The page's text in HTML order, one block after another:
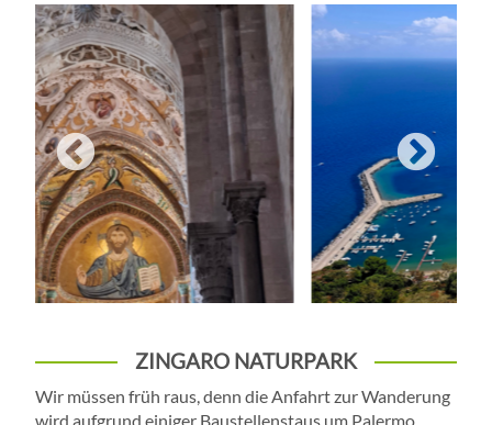
ZINGARO NATURPARK
Wir müssen früh raus, denn die Anfahrt zur Wanderung
wird aufgrund einiger Baustellenstaus um Palermo